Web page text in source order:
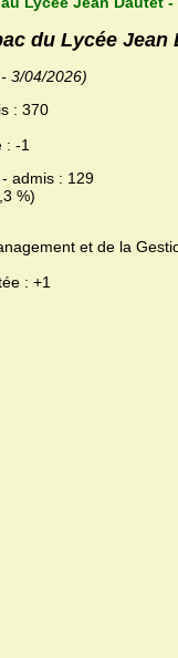
du Lycée Jean
3/04/2026)
: 370
: -1
admis : 129
%)
et de la
: +1